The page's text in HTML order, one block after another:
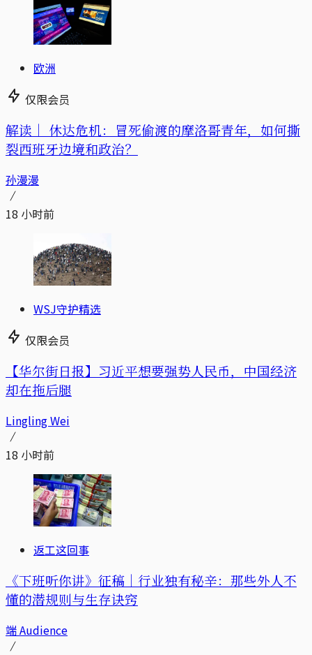
欧洲
仅限会员
解读｜ 休达危机：冒死偷渡的摩洛哥青年，如何撕
裂西班牙边境和政治？
孙漫漫
18 小时前
WSJ守护精选
仅限会员
【华尔街日报】习近平想要强势人民币，中国经济
却在拖后腿
Lingling Wei
18 小时前
返工这回事
《下班听你讲》征稿｜行业独有秘辛：那些外人不
懂的潜规则与生存诀窍
端 Audience